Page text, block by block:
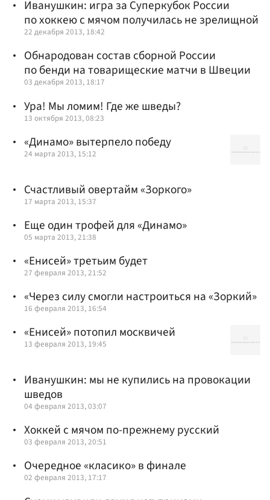
Иванушкин: игра за Суперкубок России
по хоккею с мячом получилась не зрелищной
22 декабря 2013, 18:42
Обнародован состав сборной России
по бенди на товарищеские матчи в Швеции
03 декабря 2013, 18:17
Ура! Мы ломим! Где же шведы?
13 октября 2013, 08:23
«Динамо» вытерпело победу
24 марта 2013, 15:12
Счастливый овертайм «Зоркого»
17 марта 2013, 15:37
Еще один трофей для «Динамо»
05 марта 2013, 21:38
«Енисей» третьим будет
27 февраля 2013, 21:52
«Через силу смогли настроиться на «Зоркий»
16 февраля 2013, 16:54
«Енисей» потопил москвичей
13 февраля 2013, 19:45
Иванушкин: мы не купились на провокации
шведов
04 февраля 2013, 03:07
Хоккей с мячом по-прежнему русский
03 февраля 2013, 20:51
Очередное «класико» в финале
02 февраля 2013, 17:17